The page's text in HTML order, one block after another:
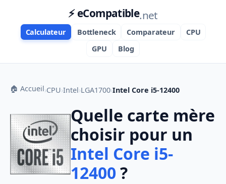
⚡ eCompatible.net
Calculateur Bottleneck Comparateur
CPU
GPU
Blog
🏠 Accueil›CPU›Intel›LGA1700›Intel Core i5-12400
Quelle carte mère
choisir pour un
Intel Core i5-
12400?